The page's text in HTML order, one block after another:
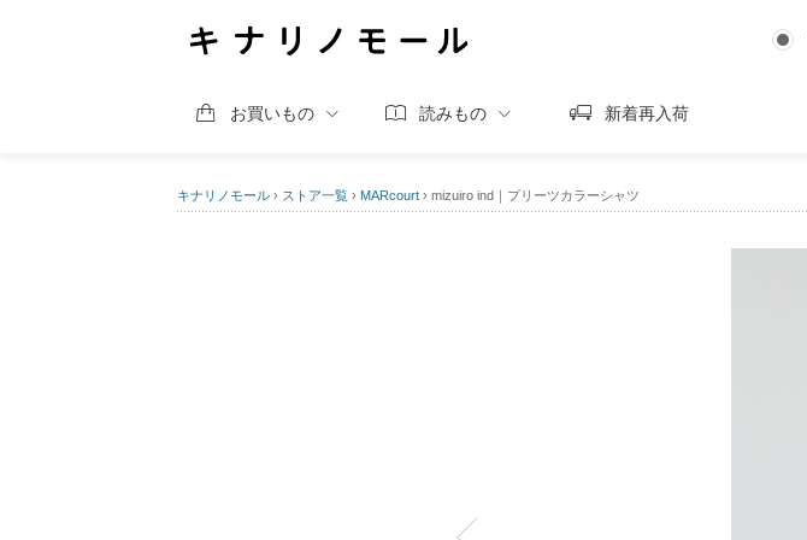
お買いもの 読みもの 新着再入荷
キナリノモール › ストア一覧 › MARcourt › mizuiro ind｜プリーツカラーシャツ